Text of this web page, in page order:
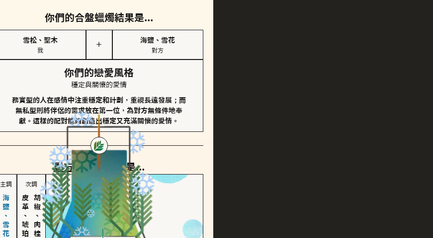
你們的合盤蠟燭結果是...
雪松、聖木
我
＋
海鹽、雪花
對方
你們的戀愛風格
穩定與關懷的愛情
務實型的人在感情中注重穩定和計劃，重視長遠發展；而
無私型則將伴侶的需求放在第一位，為對方無條件地奉
獻。這樣的配對能夠創造出穩定又充滿關懷的愛情。
對方的主調蠟燭是...
主調 次調
皮革、琥珀胡椒、肉桂